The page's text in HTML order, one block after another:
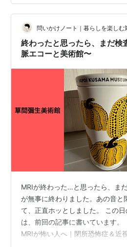
なるのよねぇ。
問いかけノート｜暮らしを楽しむ
終わったと思ったら、まだ検
脈エコーと美術館〜
MRIが終わった…と思ったら、ま
が無事に終わりました。あの音と
て、正直ホッとしました。 この
は、前回の記事に書いています。
MRIが怖い人へ｜閉所恐怖症＆近